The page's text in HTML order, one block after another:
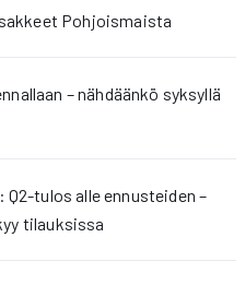
Pohjoismaista
– nähdäänkö syksyllä
tulos alle ennusteiden –
tilauksissa